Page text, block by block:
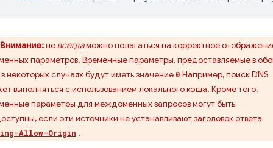
Внимание:не всегдаможно полагаться на корректное
параметров. Временные параметры, предоставляемые в
в некоторых случаях будут иметь значение 0 Например, поиск DNS
выполняться с использованием локального кэша. Кроме того,
параметры для междоменных запросов могут быть
если эти источники не устанавливаютзаголовок ответа
Allow-Origin .